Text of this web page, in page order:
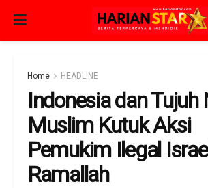
Home HEADLINE
Indonesia dan Tujuh
Muslim Kutuk Aksi
Pemukim Ilegal
Ramallah